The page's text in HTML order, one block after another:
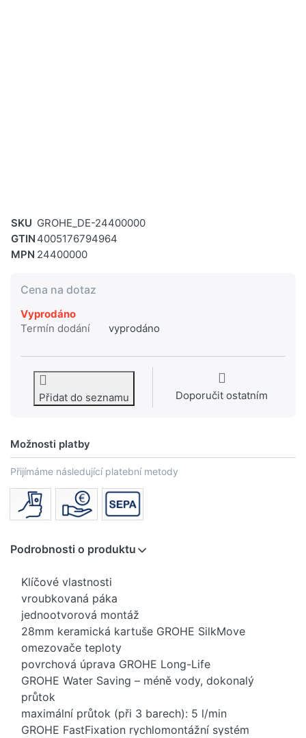
SKU GROHE_DE-24400000
GTIN 4005176794964
MPN 24400000
Cena na dotaz
Vyprodáno
Termín dodání
vyprodáno
Přidat do seznamu Doporučit ostatním
Možnosti platby
Přijímáme následující platební metody
Podrobnosti o produktu
Klíčové vlastnosti
vroubkovaná páka
jednootvorová montáž
28mm keramická kartuše GROHE SilkMove
omezovače teploty
povrchová úprava GROHE Long-Life
GROHE Water Saving – méně vody, dokonalý
průtok
maximální průtok (při 3 barech): 5 l/min
GROHE FastFixation rychlomontážní systém